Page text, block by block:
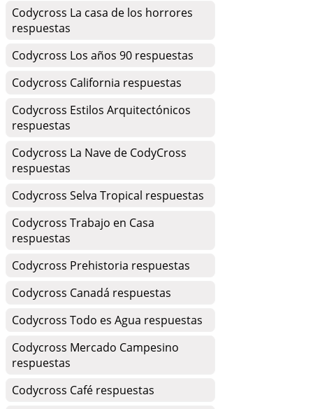
Codycross La casa de los horrores
respuestas
Codycross Los años 90 respuestas
Codycross California respuestas
Codycross Estilos Arquitectónicos
respuestas
Codycross La Nave de CodyCross
respuestas
Codycross Selva Tropical respuestas
Codycross Trabajo en Casa
respuestas
Codycross Prehistoria respuestas
Codycross Canadá respuestas
Codycross Todo es Agua respuestas
Codycross Mercado Campesino
respuestas
Codycross Café respuestas